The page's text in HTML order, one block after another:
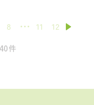
8 11 12
件